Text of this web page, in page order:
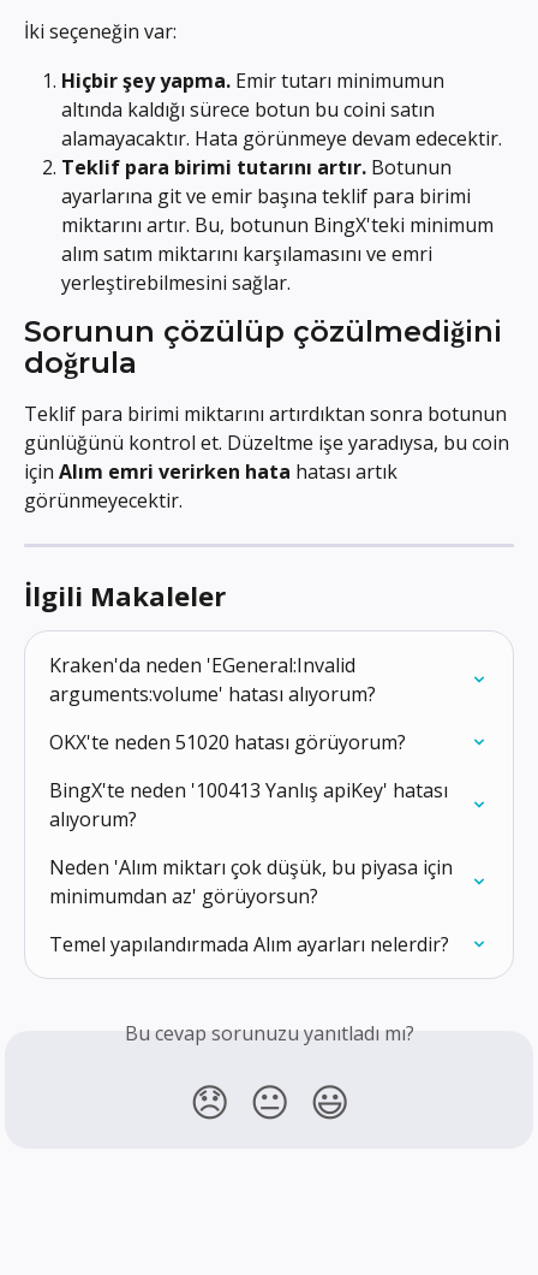
İki seçeneğin var:
Hiçbir şey yapma. Emir tutarı minimumun
altında kaldığı sürece botun bu coini satın
alamayacaktır. Hata görünmeye devam edecektir.
Teklif para birimi tutarını artır. Botunun
ayarlarına git ve emir başına teklif para birimi
miktarını artır. Bu, botunun BingX'teki minimum
alım satım miktarını karşılamasını ve emri
yerleştirebilmesini sağlar.
Sorunun çözülüp çözülmediğini
doğrula
Teklif para birimi miktarını artırdıktan sonra botunun
günlüğünü kontrol et. Düzeltme işe yaradıysa, bu coin
için Alım emri verirken hata hatası artık
görünmeyecektir.
İlgili Makaleler
Kraken'da neden 'EGeneral:Invalid
arguments:volume' hatası alıyorum?
OKX'te neden 51020 hatası görüyorum?
BingX'te neden '100413 Yanlış apiKey' hatası
alıyorum?
Neden 'Alım miktarı çok düşük, bu piyasa için
minimumdan az' görüyorsun?
Temel yapılandırmada Alım ayarları nelerdir?
Bu cevap sorunuzu yanıtladı mı?
😞 😐 😃